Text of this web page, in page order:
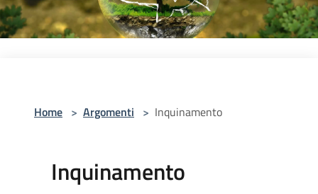
Home > Argomenti > Inquinamento
Inquinamento